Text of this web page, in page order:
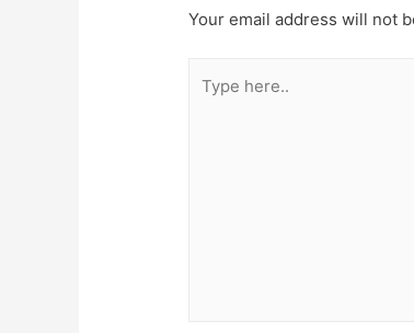
Your email address will not